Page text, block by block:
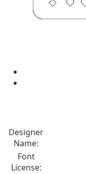
Designer
Name:
Font
License: